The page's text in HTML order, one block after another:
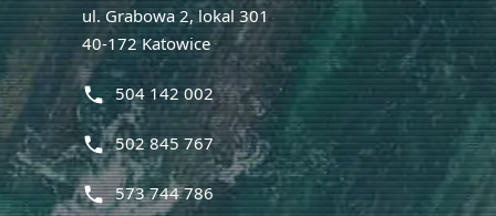
ul. Grabowa 2, lokal 301
40-172 Katowice
phone 504 142 002
phone 502 845 767
phone 573 744 786